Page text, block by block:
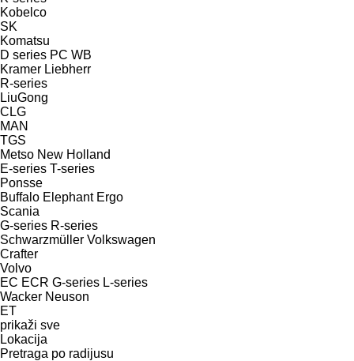
Kobelco
SK
Komatsu
D series PC WB
Kramer Liebherr
R-series
LiuGong
CLG
MAN
TGS
Metso New Holland
E-series T-series
Ponsse
Buffalo Elephant Ergo
Scania
G-series R-series
Schwarzmüller Volkswagen
Crafter
Volvo
EC ECR G-series L-series
Wacker Neuson
ET
prikaži sve
Lokacija
Pretraga po radijusu